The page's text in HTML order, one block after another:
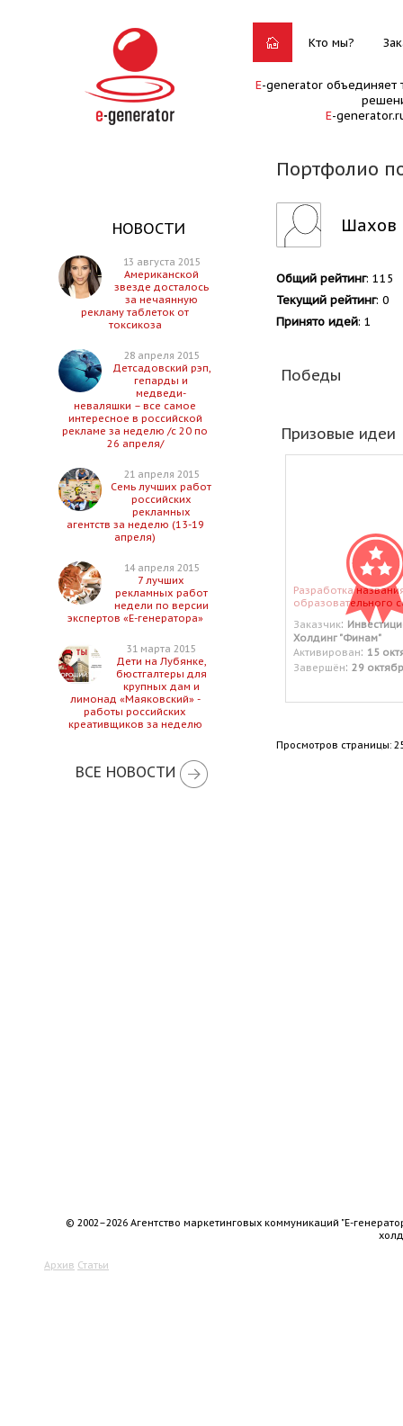
Кто мы?
E-generator объединяет
E-
Портфолио
НОВОСТИ
13 августа 2015
Американской
звезде досталось
за нечаянную
рекламу таблеток от
токсикоза
28 апреля 2015
Детсадовский рэп,
гепарды и
медведи-
неваляшки – все самое
интересное в российской
рекламе за неделю /с 20 по
26 апреля/
21 апреля 2015
Семь лучших работ
российских
рекламных
агентств за неделю (13-19
апреля)
14 апреля 2015
7 лучших
рекламных работ
недели по версии
экспертов «Е-генератора»
31 марта 2015
Дети на Лубянке,
бюстгалтеры для
крупных дам и
лимонад «Маяковский» -
работы российских
креативщиков за неделю
ВСЕ НОВОСТИ
Шахов
Общий рейтинг: 115
Текущий рейтинг: 0
Принято идей: 1
Победы
Призовые идеи
Разработка
образовательного
Заказчик:
Холдинг "Финам"
Активирован: 15
Завершён: 29
Просмотров страницы:
© 2002–2026 Агентство маркетинговых коммуникаций "Е-
Архив Статьи